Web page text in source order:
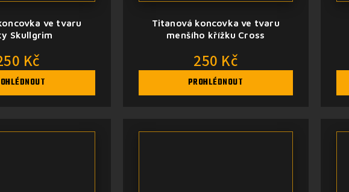
ve tvaru
Skullgrim
Kč
Titanová koncovka ve tvaru
menšího křížku Cross
250 Kč
PROHLÉDNOUT